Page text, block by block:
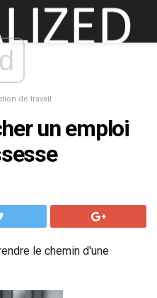
de travail
un emploi
le chemin d'une